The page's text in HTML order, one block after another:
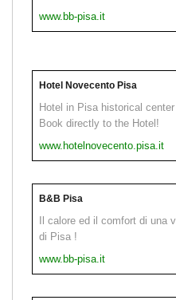
www.bb-pisa.it
Hotel Novecento Pisa
Hotel in Pisa historical
Book directly to the Hotel!
www.hotelnovecento.pisa.it
B&B Pisa
Il calore ed il comfort di una
di Pisa !
www.bb-pisa.it